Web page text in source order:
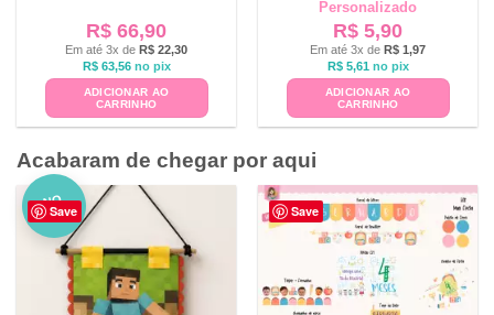
R$ 66,90
Em até 3x de R$ 22,30
R$63,56 no pix
ADICIONAR AO
CARRINHO
Personalizado
R$ 5,90
Em até 3x de R$ 1,97
R$5,61 no pix
ADICIONAR AO
CARRINHO
Acabaram de chegar por aqui
Save
NO
VO Save